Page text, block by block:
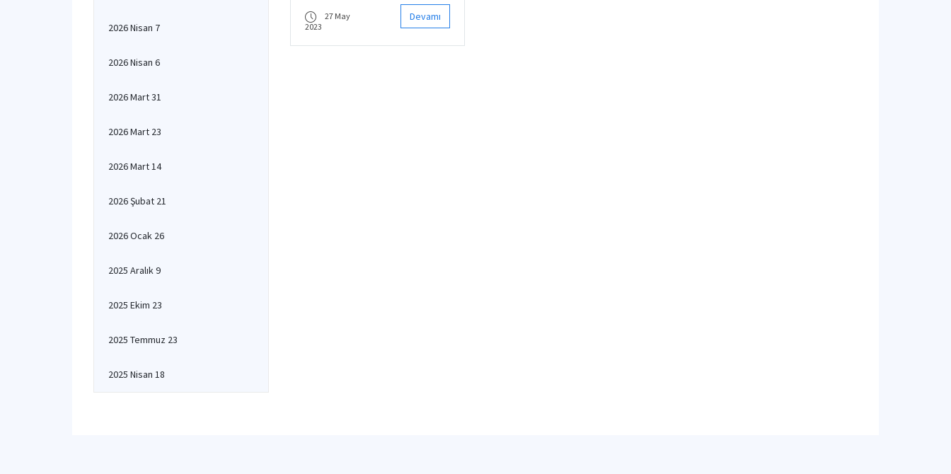
2026 Nisan 7
2026 Nisan 6
2026 Mart 31
2026 Mart 23
2026 Mart 14
2026 Şubat 21
2026 Ocak 26
2025 Aralık 9
2025 Ekim 23
2025 Temmuz 23
2025 Nisan 18
27 May
2023
Devamı